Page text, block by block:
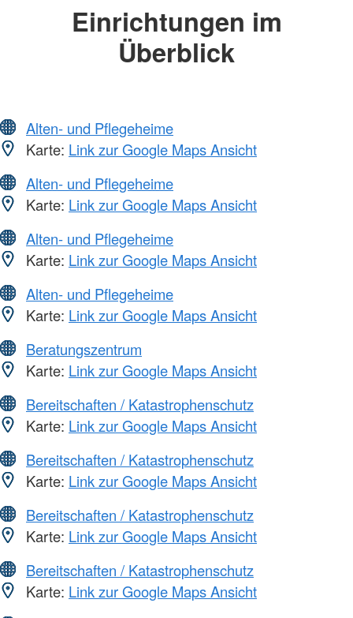
Einrichtungen im
Überblick
Alten- und Pflegeheime
Karte: Link zur Google Maps Ansicht
Alten- und Pflegeheime
Karte: Link zur Google Maps Ansicht
Alten- und Pflegeheime
Karte: Link zur Google Maps Ansicht
Alten- und Pflegeheime
Karte: Link zur Google Maps Ansicht
Beratungszentrum
Karte: Link zur Google Maps Ansicht
Bereitschaften / Katastrophenschutz
Karte: Link zur Google Maps Ansicht
Bereitschaften / Katastrophenschutz
Karte: Link zur Google Maps Ansicht
Bereitschaften / Katastrophenschutz
Karte: Link zur Google Maps Ansicht
Bereitschaften / Katastrophenschutz
Karte: Link zur Google Maps Ansicht